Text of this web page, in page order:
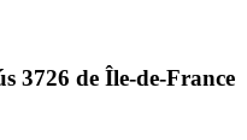
3726 de Île-de-France